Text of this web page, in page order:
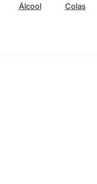
Álcool Colas